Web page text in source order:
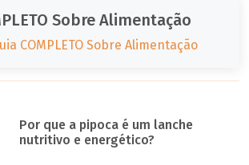
Sobre Alimentação
COMPLETO Sobre Alimentação
Por que a pipoca é um lanche
nutritivo e energético?